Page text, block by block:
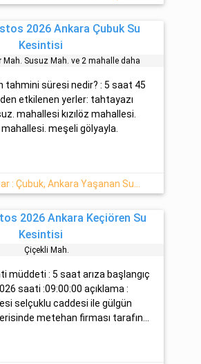
2026 Ankara Çubuk Su
Kesintisi
Mah. Susuz Mah. ve 2 mahalle daha
tahmini süresi nedir? : 5 saat 45
etkilenen yerler: tahtayazı
mahallesi kızılöz mahallesi.
meşeli gölyayla.
2026 Ankara Keçiören Su
Kesintisi
Çi̇çekli̇ Mah.
müddeti : 5 saat arıza başlangıç
saati :09:00:00 açıklama :
selçuklu caddesi ile gülgün
metehan firması tarafın...